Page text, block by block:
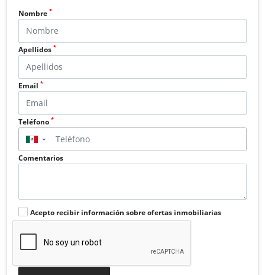
Nombre *
Apellidos *
Email *
Teléfono *
▼
Comentarios
Acepto recibir información sobre ofertas inmobiliarias